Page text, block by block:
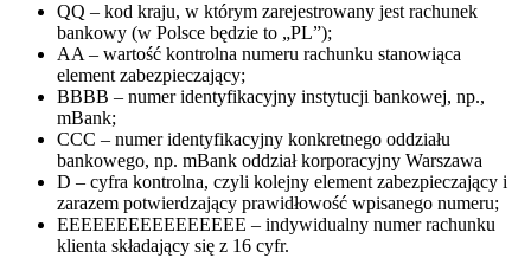
QQ – kod kraju, w którym zarejestrowany jest rachunek
bankowy (w Polsce będzie to „PL”);
AA – wartość kontrolna numeru rachunku stanowiąca
element zabezpieczający;
BBBB – numer identyfikacyjny instytucji bankowej, np.,
mBank;
CCC – numer identyfikacyjny konkretnego oddziału
bankowego, np. mBank oddział korporacyjny Warszawa
D – cyfra kontrolna, czyli kolejny element zabezpieczający i
zarazem potwierdzający prawidłowość wpisanego numeru;
EEEEEEEEEEEEEEEE – indywidualny numer rachunku
klienta składający się z 16 cyfr.